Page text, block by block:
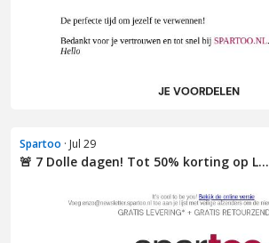
Spartoo · Jul 29
🚨 7 Dolle dagen! Tot 50% korting op L...